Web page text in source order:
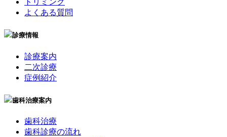
トリミング
よくある質問
診療情報
診療案内
二次診療
症例紹介
歯科治療案内
歯科治療
歯科診療の流れ